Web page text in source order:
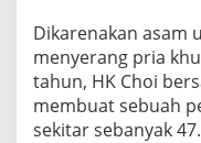
Dikarenakan asam
menyerang pria
tahun, HK Choi
membuat sebuah
sekitar sebanyak